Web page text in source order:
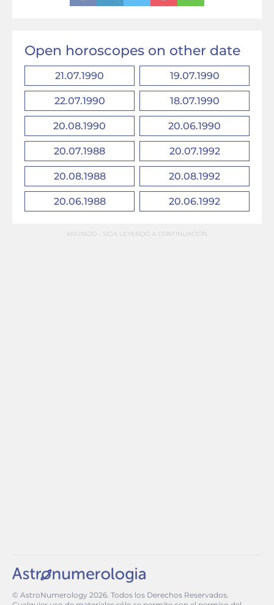
Open horoscopes on other date
21.07.1990 19.07.1990
22.07.1990 18.07.1990
20.08.1990 20.06.1990
20.07.1988 20.07.1992
20.08.1988 20.08.1992
20.06.1988 20.06.1992
ANUNCIO - SIGA LEYENDO A CONTINUACIÓN
© AstroNumerology 2026. Todos los Derechos Reservados.